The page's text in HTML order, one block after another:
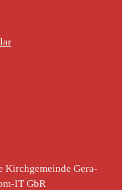
Gera-
IT GbR